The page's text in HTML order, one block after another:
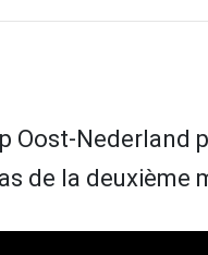
Oost-Nederland
de la deuxième